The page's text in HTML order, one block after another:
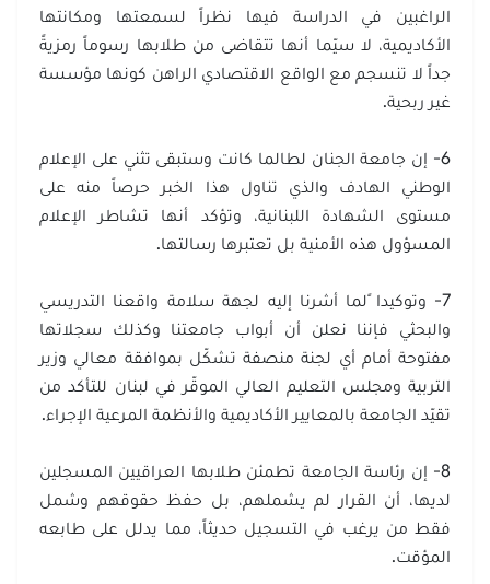
الراغبين في الدراسة فيها نظراً لسمعتها ومكانتها
الأكاديمية، لا سيّما أنها تتقاضى من طلابها رسوماً رمزيةً
جداً لا تنسجم مع الواقع الاقتصادي الراهن كونها مؤسسة
غير ربحية.
6- إن جامعة الجنان لطالما كانت وستبقى تثني على الإعلام
الوطني الهادف والذي تناول هذا الخبر حرصاً منه على
مستوى الشهادة اللبنانية، وتؤكد أنها تشاطر الإعلام
المسؤول هذه الأمنية بل تعتبرها رسالتها.
7- وتوكيدا ًلما أشرنا إليه لجهة سلامة واقعنا التدريسي
والبحثي فإننا نعلن أن أبواب جامعتنا وكذلك سجلاتها
مفتوحة أمام أي لجنة منصفة تشكّل بموافقة معالي وزير
التربية ومجلس التعليم العالي الموقّر في لبنان للتأكد من
تقيّد الجامعة بالمعايير الأكاديمية والأنظمة المرعية الإجراء.
8- إن رئاسة الجامعة تطمئن طلابها العراقيين المسجلين
لديها، أن القرار لم يشملهم، بل حفظ حقوقهم وشمل
فقط من يرغب في التسجيل حديثاً، مما يدلل على طابعه
المؤقت.